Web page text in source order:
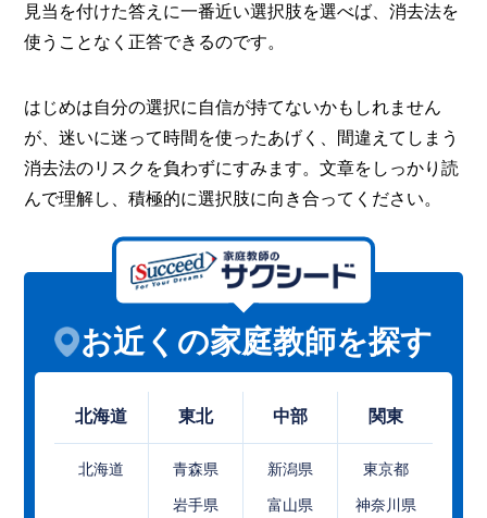
見当を付けた答えに一番近い選択肢を選べば、消去法を
使うことなく正答できるのです。
はじめは自分の選択に自信が持てないかもしれません
が、迷いに迷って時間を使ったあげく、間違えてしまう
消去法のリスクを負わずにすみます。文章をしっかり読
んで理解し、積極的に選択肢に向き合ってください。
お近くの家庭教師を探す
北海道
北海道
東北
青森県
岩手県
中部
新潟県
富山県
関東
東京都
神奈川県